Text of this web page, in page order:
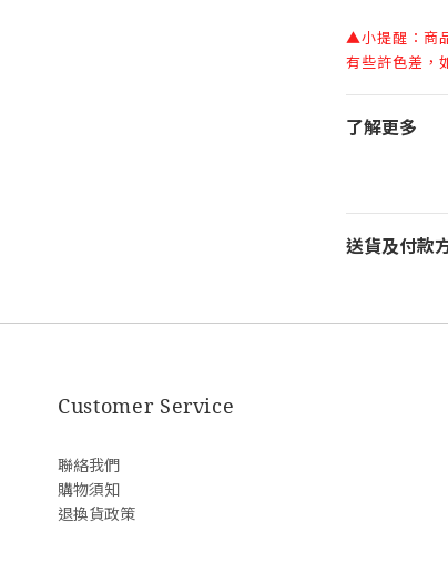
▲小提醒：商
有些許色差，
了解更多
送貨及付款
Customer Service
聯絡我們
購物須知
退換貨政策